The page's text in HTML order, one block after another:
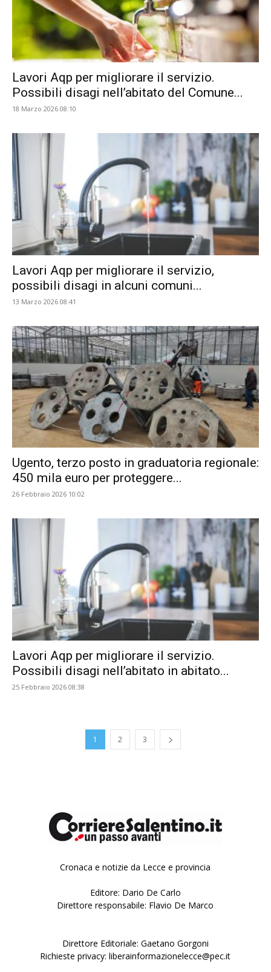
Lavori Aqp per migliorare il servizio.
Possibili disagi nell’abitato del Comune...
18 Marzo 2026 08:10
Lavori Aqp per migliorare il servizio,
possibili disagi in alcuni comuni...
13 Marzo 2026 08:41
Ugento, terzo posto in graduatoria regionale:
450 mila euro per proteggere...
26 Febbraio 2026 10:02
Lavori Aqp per migliorare il servizio.
Possibili disagi nell’abitato in abitato...
25 Febbraio 2026 08:38
1 2 3
Cronaca e notizie da Lecce e provincia
Editore: Dario De Carlo
Direttore responsabile: Flavio De Marco
Direttore Editoriale: Gaetano Gorgoni
Richieste privacy: liberainformazionelecce@pec.it